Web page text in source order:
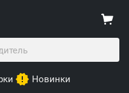
Новинки